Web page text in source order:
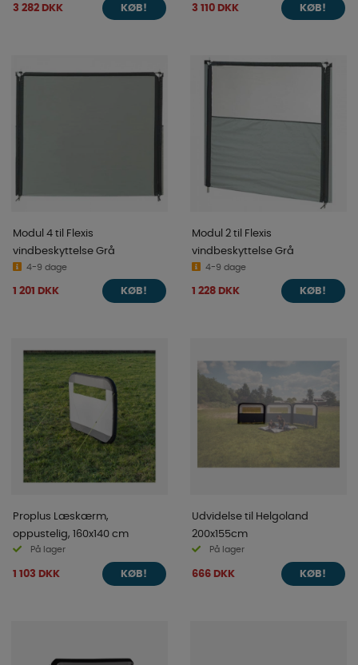
3 282 DKK KØB! 3 110 DKK KØB!
Modul 4 til Flexis
vindbeskyttelse Grå
4-9 dage
1 201 DKK KØB!
Modul 2 til Flexis
vindbeskyttelse Grå
4-9 dage
1 228 DKK KØB!
Proplus Læskærm,
oppustelig, 160x140 cm
På lager
1 103 DKK KØB!
Udvidelse til Helgoland
200x155cm
På lager
666 DKK KØB!